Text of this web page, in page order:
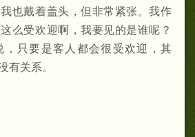
也戴着盖头，但非常紧张。我作
么受欢迎啊，我要见的是谁呢？
，只要是客人都会很受欢迎，其
有关系。